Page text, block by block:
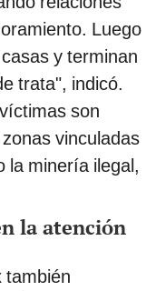
Luego
y terminan
trata", indicó.
son
vinculadas
la minería ilegal,
la atención
también